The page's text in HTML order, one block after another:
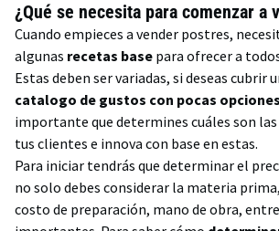
¿Qué se necesita para comenzar a
Cuando empieces a vender postres,
algunas recetas base para ofrecer a
Estas deben ser variadas, si deseas cubrir
catalogo de gustos con pocas opciones
importante que determines cuáles son
tus clientes e innova con base en estas.
Para iniciar tendrás que determinar el
no solo debes considerar la materia
costo de preparación, mano de obra,